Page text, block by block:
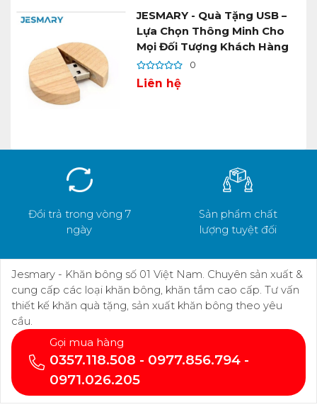
JESMARY - Quà Tặng USB –
Lựa Chọn Thông Minh Cho
Mọi Đối Tượng Khách Hàng
0
Liên hệ
Đổi trả trong vòng 7
ngày
Sản phẩm chất
lượng tuyệt đối
Jesmary - Khăn bông số 01 Việt Nam. Chuyên sản xuất &
cung cấp các loại khăn bông, khăn tắm cao cấp. Tư vấn
thiết kế khăn quà tặng, sản xuất khăn bông theo yêu
cầu.
Gọi mua hàng
0357.118.508 - 0977.856.794 -
0971.026.205